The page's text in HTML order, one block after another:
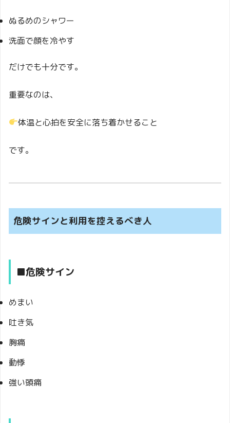
ぬるめのシャワー
洗面で顔を冷やす
だけでも十分です。
重要なのは、
体温と心拍を安全に落ち着かせること
です。
危険サインと利用を控えるべき人
■危険サイン
めまい
吐き気
胸痛
動悸
強い頭痛